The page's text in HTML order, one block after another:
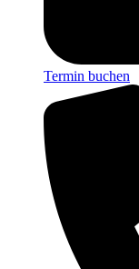
Termin buchen